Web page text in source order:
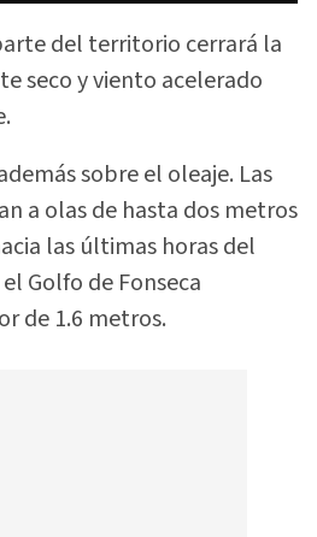
del territorio cerrará la
seco y viento acelerado
sobre el oleaje. Las
a olas de hasta dos metros
las últimas horas del
Golfo de Fonseca
de 1.6 metros.